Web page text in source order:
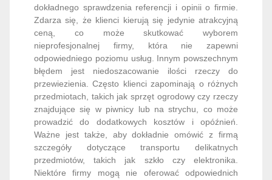
dokładnego sprawdzenia referencji i opinii o firmie.
Zdarza się, że klienci kierują się jedynie atrakcyjną
ceną, co może skutkować wyborem
nieprofesjonalnej firmy, która nie zapewni
odpowiedniego poziomu usług. Innym powszechnym
błędem jest niedoszacowanie ilości rzeczy do
przewiezienia. Często klienci zapominają o różnych
przedmiotach, takich jak sprzęt ogrodowy czy rzeczy
znajdujące się w piwnicy lub na strychu, co może
prowadzić do dodatkowych kosztów i opóźnień.
Ważne jest także, aby dokładnie omówić z firmą
szczegóły dotyczące transportu delikatnych
przedmiotów, takich jak szkło czy elektronika.
Niektóre firmy mogą nie oferować odpowiednich